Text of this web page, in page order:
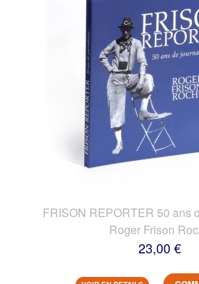
FRISON REPORTER 50 ans
Roger Frison
23,00 €